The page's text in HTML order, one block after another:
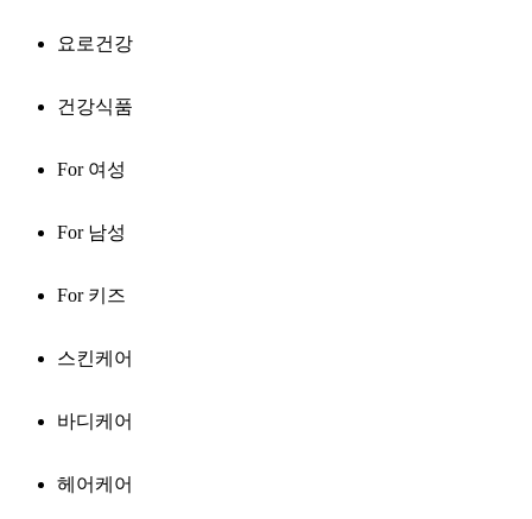
요로건강
건강식품
For 여성
For 남성
For 키즈
스킨케어
바디케어
헤어케어